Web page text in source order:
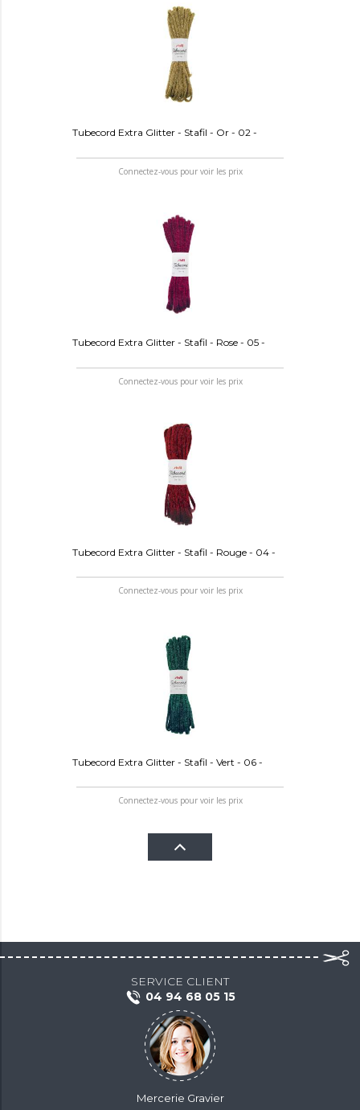
Tubecord Extra Glitter - Stafil - Or - 02 -
Connectez-vous pour voir les prix
Tubecord Extra Glitter - Stafil - Rose - 05 -
Connectez-vous pour voir les prix
Tubecord Extra Glitter - Stafil - Rouge - 04 -
Connectez-vous pour voir les prix
Tubecord Extra Glitter - Stafil - Vert - 06 -
Connectez-vous pour voir les prix
SERVICE CLIENT
04 94 68 05 15
Mercerie Gravier